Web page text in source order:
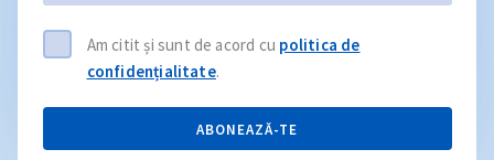
Am citit și sunt de acord cu politica de
confidențialitate.
ABONEAZĂ-TE